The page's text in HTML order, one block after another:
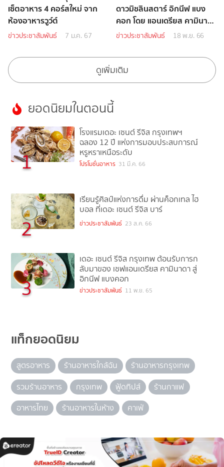
เซ็ตอาหาร 4 คอร์สใหม่ จาก
ห้องอาหารวูว์ต์
ข่าวประชาสัมพันธ์ 7 ม.ค. 67
ดาวมิชลินสตาร์ อิกนีฟ แบง
คอก โดย แอนเดรียส คามินา
ดา
ข่าวประชาสัมพันธ์ 18 พ.ย. 66
ดูเพิ่มเติม
ยอดนิยมในตอนนี้
1
โรงแรมเดอะ เซนต์ รีจิส กรุงเทพฯ
ฉลอง 12 ปี แห่งการมอบประสบการณ์
หรูหราเหนือระดับ
โปรโมชั่นอาหาร 31 มี.ค. 66
2
เรียนรู้ศิลป์แห่งการดื่ม ผ่านค็อกเทล ไฮ
บอล ที่เดอะ เซนต์ รีจิส บาร์
ข่าวประชาสัมพันธ์ 23 ส.ค. 66
3
เดอะ เซนต์ รีจิส กรุงเทพ ต้อนรับการก
ลับมาของ เชฟแอนเดรียส คามินาดา สู่
อิกนีฟ แบงคอก
ข่าวประชาสัมพันธ์ 11 พ.ย. 65
แท็กยอดนิยม
สูตรอาหาร ร้านอาหารใกล้ฉัน
ร้านอาหารกรุงเทพ
รวมร้านอาหาร
กรุงเทพ ฟู้ดทิปส์
ร้านกาแฟ
อาหารไทย
ร้านอาหารในห้าง คาเฟ่